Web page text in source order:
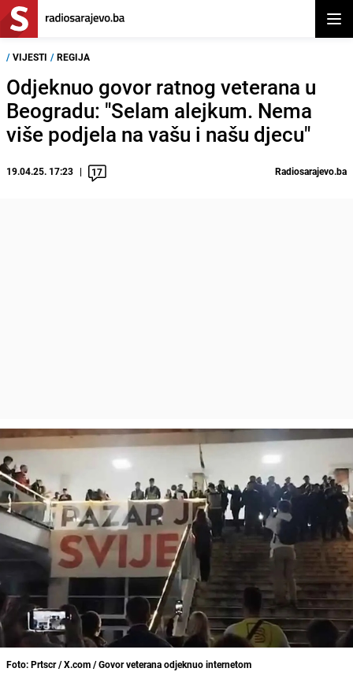
/ VIJESTI / REGIJA
Odjeknuo govor ratnog veterana u
Beogradu: "Selam alejkum. Nema
više podjela na vašu i našu djecu"
19.04.25. 17:23 17 Radiosarajevo.ba
Foto: Prtscr / X.com / Govor veterana odjeknuo internetom